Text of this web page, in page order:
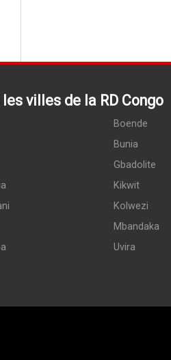
villes de la RD Congo
Boende
Bunia
Gbadolite
Kikwit
Kolwezi
Mbandaka
Uvira